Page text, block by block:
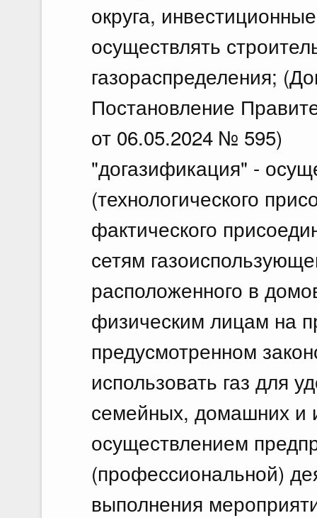
округа,
осуществлять
газораспределения;
Постановление
от 06.05.2024 № 595)
"догазификация" -
(технологического
фактического
сетям
расположенного в
физическим лицам на
предусмотренном
использовать газ для
семейных, домашних и
осуществлением
(профессиональной)
выполнения